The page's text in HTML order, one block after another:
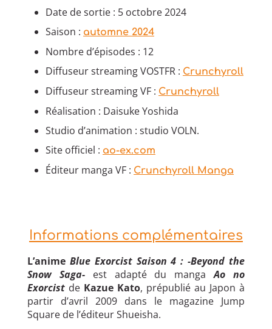
Date de sortie : 5 octobre 2024
Saison : automne 2024
Nombre d’épisodes : 12
Diffuseur streaming VOSTFR : Crunchyroll
Diffuseur streaming VF : Crunchyroll
Réalisation : Daisuke Yoshida
Studio d’animation : studio VOLN.
Site officiel : ao-ex.com
Éditeur manga VF : Crunchyroll Manga
Informations complémentaires
L’anime Blue Exorcist Saison 4 : -Beyond the
Snow Saga- est adapté du mangaAo no
Exorcist de Kazue Kato, prépublié au Japon à
partir d’avril 2009 dans le magazine Jump
Square de l’éditeur Shueisha.